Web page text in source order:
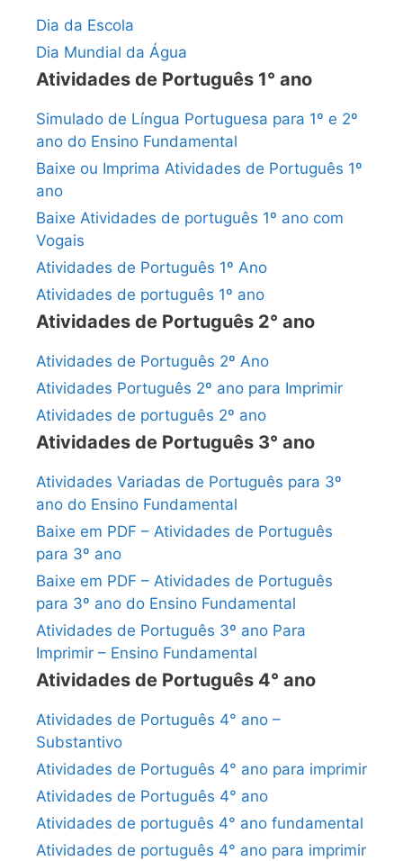
Dia da Escola
Dia Mundial da Água
Atividades de Português 1° ano
Simulado de Língua Portuguesa para 1º e 2º
ano do Ensino Fundamental
Baixe ou Imprima Atividades de Português 1º
ano
Baixe Atividades de português 1º ano com
Vogais
Atividades de Português 1º Ano
Atividades de português 1º ano
Atividades de Português 2° ano
Atividades de Português 2º Ano
Atividades Português 2º ano para Imprimir
Atividades de português 2º ano
Atividades de Português 3° ano
Atividades Variadas de Português para 3º
ano do Ensino Fundamental
Baixe em PDF – Atividades de Português
para 3º ano
Baixe em PDF – Atividades de Português
para 3º ano do Ensino Fundamental
Atividades de Português 3º ano Para
Imprimir – Ensino Fundamental
Atividades de Português 4° ano
Atividades de Português 4° ano –
Substantivo
Atividades de Português 4° ano para imprimir
Atividades de Português 4° ano
Atividades de português 4° ano fundamental
Atividades de português 4° ano para imprimir